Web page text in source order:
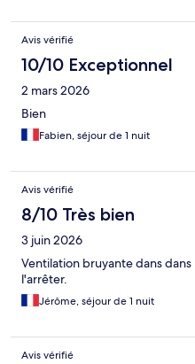
Avis vérifié
10/10 Exceptionnel
2 mars 2026
Bien
Fabien, séjour de 1 nuit
Avis vérifié
8/10 Très bien
3 juin 2026
Ventilation bruyante dans
l'arrêter.
Jérôme, séjour de 1 nuit
Avis vérifié